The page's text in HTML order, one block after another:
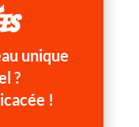
unique
?
!